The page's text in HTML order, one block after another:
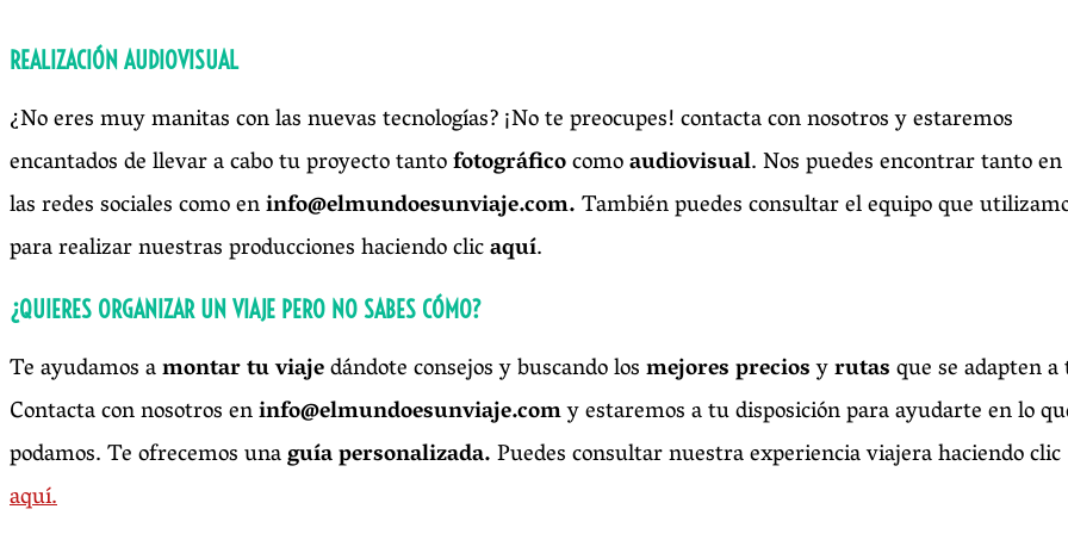
REALIZACIÓN AUDIOVISUAL
¿No eres muy manitas con las nuevas tecnologías? ¡No te preocupes! contacta con nosotros y estaremos
encantados de llevar a cabo tu proyecto tantofotográficocomoaudiovisual. Nos puedes encontrar tanto en
las redes sociales como eninfo@elmundoesunviaje.com.También puedes consultar el equipo que
para realizar nuestras producciones haciendo clicaquí.
¿QUIERES ORGANIZAR UN VIAJE PERO NO SABES CÓMO?
Te ayudamos amontar tu viajedándote consejos y buscando losmejores preciosyrutasque se adapten
Contacta con nosotros eninfo@elmundoesunviaje.comy estaremos a tu disposición para ayudarte en lo
podamos. Te ofrecemos unaguía personalizada.Puedes consultar nuestra experiencia viajera haciendo clic
aquí.